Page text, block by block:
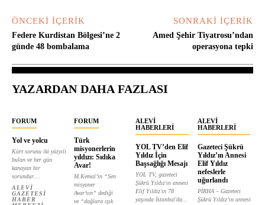
ÖNCEKI İÇERIK
Federe Kurdistan Bölgesi’ne 2
günde 48 bombalama
SONRAKI İÇERIK
Amed Şehir Tiyatrosu’ndan
operasyona tepki
YAZARDAN DAHA FAZLASI
FORUM
Yol ve yolcu
Kürt sorunu iki yüzyılı
bulan ve her gün
kanayan bir
sorundur....
ALEVI
GAZETESI
HABER
FORUM
Türk
misyonerlerin
yıldızı: Sıdıka
Avar!
M.Kemal’in “Sen
misyoner
Avar’sın” dediği
ve “dağlara ışık
ALEVI
HABERLERI
YOL TV’den Elif
Yıldız İçin
Başsağlığı Mesajı
YOL TV, gazeteci
Şükrü Yıldız'ın annesi
Elif Yıldız'ın 78
yaşında İstanbul'da...
ALEVI
HABERLERI
Gazeteci Şükrü
Yıldız’ın Annesi
Elif Yıldız
nefeslerle
uğurlandı
PİRHA – Gazeteci
Şükrü Yıldız’ın annesi